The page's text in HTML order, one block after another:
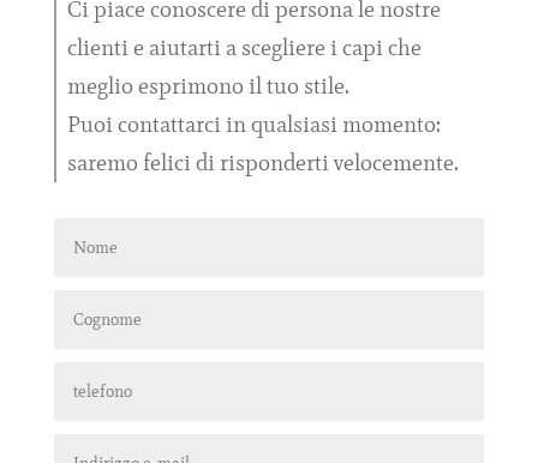
Ci piace conoscere di persona le nostre
clienti e aiutarti a scegliere i capi che
meglio esprimono il tuo stile.
Puoi contattarci in qualsiasi momento:
saremo felici di risponderti velocemente.